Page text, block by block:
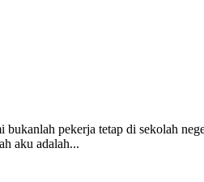
pekerja tetap di sekolah
aku adalah...